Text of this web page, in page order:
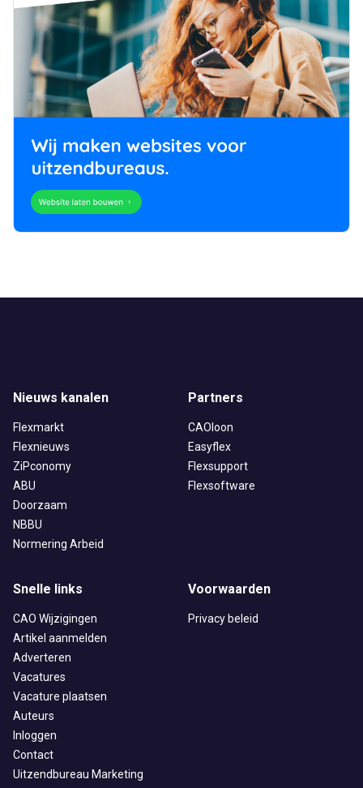
Nieuws kanalen
Flexmarkt
Flexnieuws
ZiPconomy
ABU
Doorzaam
NBBU
Normering Arbeid
Partners
CAOloon
Easyflex
Flexsupport
Flexsoftware
Snelle links
CAO Wijzigingen
Artikel aanmelden
Adverteren
Vacatures
Vacature plaatsen
Auteurs
Inloggen
Contact
Uitzendbureau Marketing
Voorwaarden
Privacy beleid